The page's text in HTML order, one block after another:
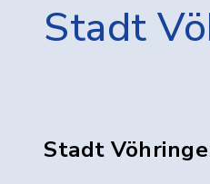
Stadt
Stadt